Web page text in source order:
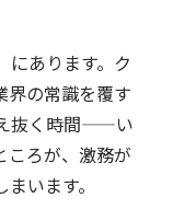
にあります。ク
界の常識を覆す
抜く時間——い
ろが、激務が
います。